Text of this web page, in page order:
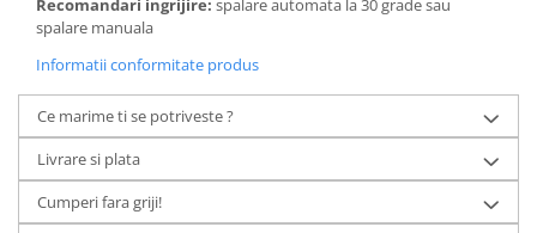
Recomandari ingrijire: spalare automata la 30 grade sau
spalare manuala
Informatii conformitate produs
Ce marime ti se potriveste ?
Livrare si plata
Cumperi fara griji!